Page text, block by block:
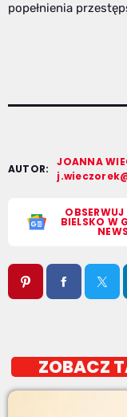
popełnienia
AUTOR:
JOANNA
BIELSKO W
NEWS
ZOBACZ